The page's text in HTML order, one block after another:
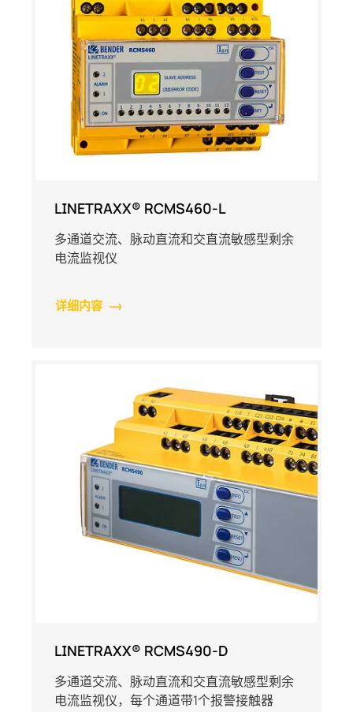
LINETRAXX® RCMS460-L
多通道交流、脉动直流和交直流敏感型剩余
电流监视仪
详细内容
LINETRAXX® RCMS490-D
多通道交流、脉动直流和交直流敏感型剩余
电流监视仪，每个通道带1个报警接触器